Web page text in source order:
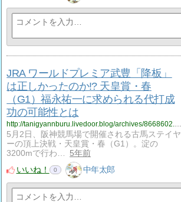
JRA ワールドプレミア武豊「降板」
は正しかったのか!? 天皇賞・春
（G1）福永祐一に求められる代打成
功の可能性とは
5月2日、阪神競馬場で開催される古馬ステイヤ
ーの頂上決戦・天皇賞・春（G1）。淀の
3200mで行わ…
5年前
いいね！
0 中年太郎